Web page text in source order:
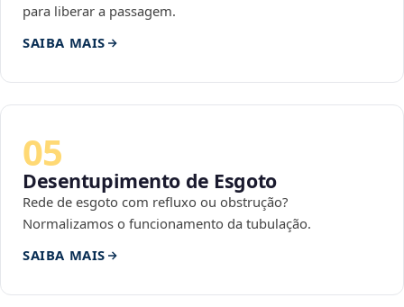
para liberar a passagem.
SAIBA MAIS
05
Desentupimento de Esgoto
Rede de esgoto com refluxo ou obstrução?
Normalizamos o funcionamento da tubulação.
SAIBA MAIS